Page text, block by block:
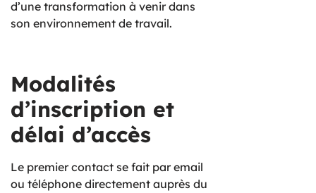
d’une transformation à venir dans
son environnement de travail.
Modalités
d’inscription et
délai d’accès
Le premier contact se fait par email
ou téléphone directement auprès du